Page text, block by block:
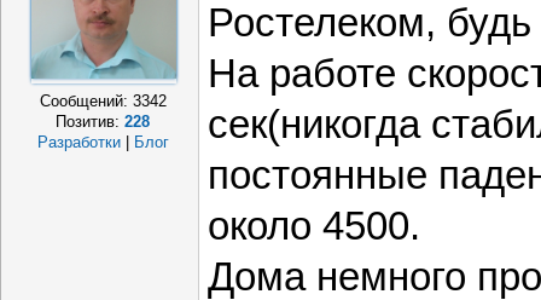
Сообщений: 3342
Позитив:228
Разработки
Блог
Ростелеком,
На работе
сек(никогда
постоянные
около 4500.
Дома немного